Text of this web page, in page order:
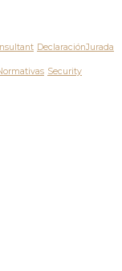
DeclaraciónJurada
Security